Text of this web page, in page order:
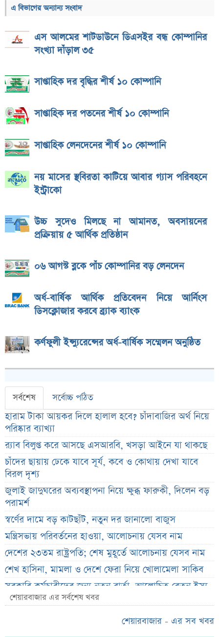
এ বিভাগের অন্যান্য সংবাদ
এস আলমের শাটডাউনে ডিএসইর বন্ধ কোম্পানির
সংখ্যা দাঁড়াল ৩৫
সাপ্তাহিক দর বৃদ্ধির শীর্ষ ১০ কোম্পানি
সাপ্তাহিক দর পতনের শীর্ষ ১০ কোম্পানি
সাপ্তাহিক লেনদেনের শীর্ষ ১০ কোম্পানি
নয় মাসের স্থবিরতা কাটিয়ে আবার গ্যাস পরিবহনে
ইন্ট্রাকো
উচ্চ সুদেও মিলছে না আমানত, অবসায়নের
প্রক্রিয়ায় ৫ আর্থিক প্রতিষ্ঠান
০৬ আগস্ট ব্লকে পাঁচ কোম্পানির বড় লেনদেন
অর্ধ-বার্ষিক আর্থিক প্রতিবেদন নিয়ে আর্নিংস
ডিসক্লোজার করবে ব্র্যাক ব্যাংক
কর্ণফুলী ইন্স্যুরেন্সের অর্ধ-বার্ষিক সম্মেলন অনুষ্ঠিত
সর্বশেষ সর্বোচ্চ পঠিত
হারাম টাকা আয়কর দিলে হালাল হবে? চাঁদাবাজির অর্থ নিয়ে
পরিষ্কার ব্যাখ্যা
র‌্যাব বিলুপ্ত করে আসছে এসআরবি, খসড়া আইনে যা থাকছে
চাঁদের ছায়ায় ঢেকে যাবে সূর্য, কবে ও কোথায় দেখা যাবে
বিরল দৃশ্য
জুলাই জাদুঘরের অব্যবস্থাপনা নিয়ে ক্ষুব্ধ ফারুকী, দিলেন বড়
পরামর্শ
স্বর্ণের দামে বড় কাটছাঁট, নতুন দর জানালো বাজুস
মন্ত্রিসভায় পরিবর্তনের হাওয়া, আলোচনায় যেসব নাম
দেশের ২৩তম রাষ্ট্রপতি; শেষ মুহূর্তে আলোচনায় যেসব নাম
শেখ হাসিনা, মামলা ও দেশে ফেরা নিয়ে খোলামেলা সাকিব
সরকারি কর্মচারীদের জন্য নতুন বার্তা, আলোচিত বেতন ইস্যু
ভারতকে ‘৭ নম্বর বিপদ সংকেত’ দেখাল ঢাকা
সরকারি কর্মীদের বেতন বাড়ানো নিয়ে যা বললেন প্রতিমন্ত্রী
শেয়ারবাজার এর সর্বশেষ খবর
শেয়ারবাজার - এর সব খবর